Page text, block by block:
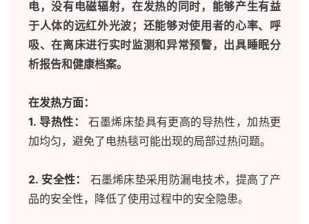
电，没有电磁辐射，在发热的同时，能够产生有益
于人体的远红外光波；还能够对使用者的心率、呼
吸、在离床进行实时监测和异常预警，出具睡眠分
析报告和健康档案。
在发热方面：
1. 导热性：
石墨烯床垫具有更高的导热性，加热更
加均匀，避免了电热毯可能出现的局部过热问题。
2. 安全性：
石墨烯床垫采用防漏电技术，提高了产
品的安全性，降低了使用过程中的安全隐患。